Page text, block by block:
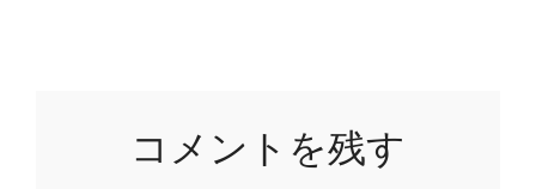
コメントを残す